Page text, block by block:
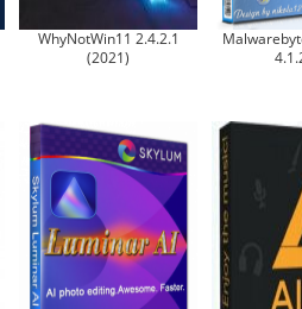
WhyNotWin11 2.4.2.1
(2021)